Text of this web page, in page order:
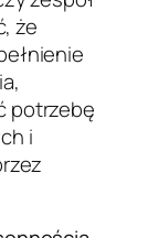
że
potrzebę
i